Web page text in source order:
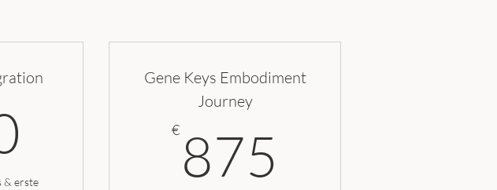
& erste
Gene Keys Embodiment
Journey
€ 875